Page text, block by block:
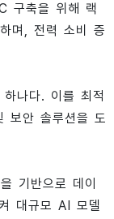
구축을 위해 랙
며, 전력 소비 증
나다. 이를 최적
보안 솔루션을 도
기반으로 데이
대규모 AI 모델